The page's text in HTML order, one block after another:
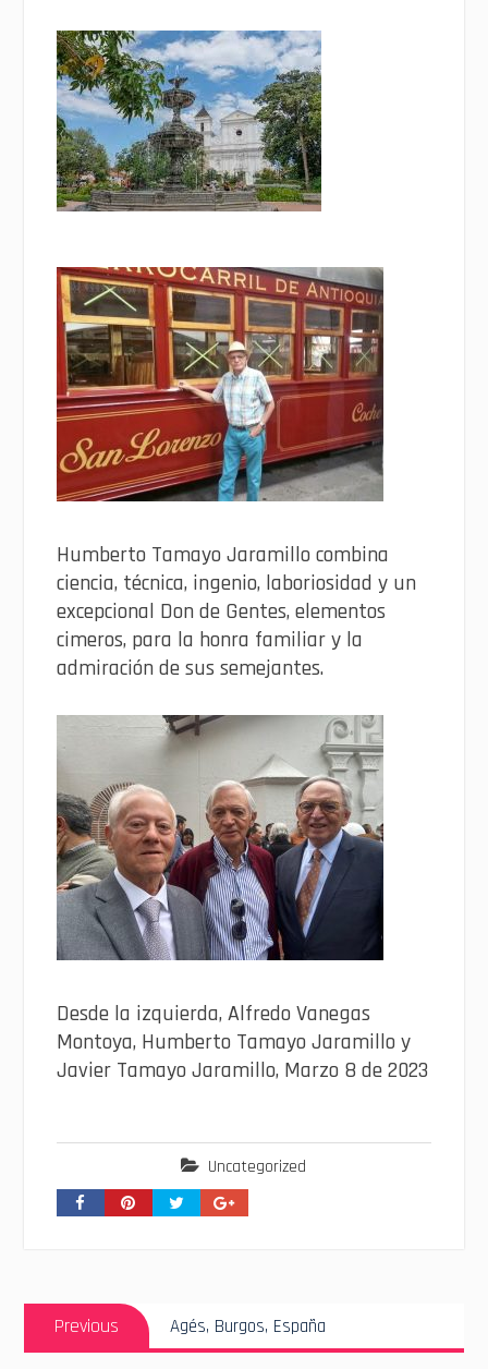
Humberto Tamayo Jaramillo combina
ciencia, técnica, ingenio, laboriosidad y un
excepcional Don de Gentes, elementos
cimeros, para la honra familiar y la
admiración de sus semejantes.
Desde la izquierda, Alfredo Vanegas
Montoya, Humberto Tamayo Jaramillo y
Javier Tamayo Jaramillo, Marzo 8 de 2023
Uncategorized
Navegación
entradas
Previous
Previous
post:
Agés, Burgos, España